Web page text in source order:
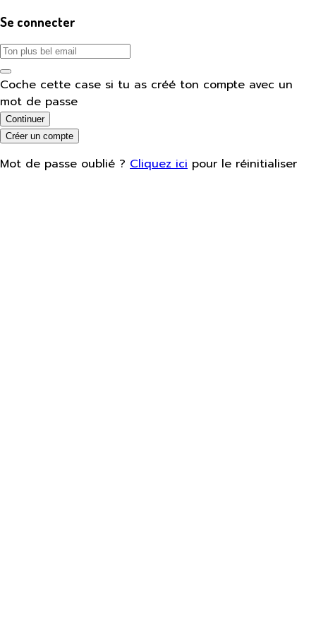
Se connecter
Coche cette case si tu as créé ton compte avec un
mot de passe
Continuer
Créer un compte
Mot de passe oublié ? Cliquez ici pour le réinitialiser